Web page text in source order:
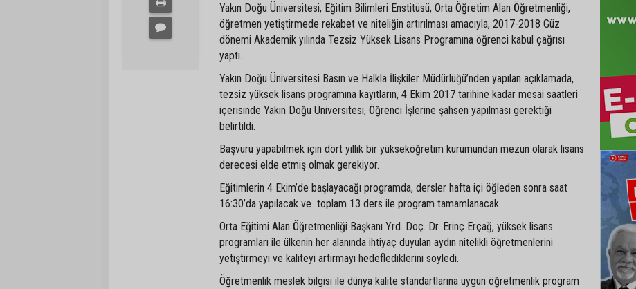
Yakın Doğu Üniversitesi, Eğitim Bilimleri Enstitüsü, Orta Öğretim Alan Öğretmenliği,
öğretmen yetiştirmede rekabet ve niteliğin artırılması amacıyla, 2017-2018 Güz
dönemi Akademik yılında Tezsiz Yüksek Lisans Programına öğrenci kabul çağrısı
yaptı.
Yakın Doğu Üniversitesi Basın ve Halkla İlişkiler Müdürlüğü’nden yapılan açıklamada,
tezsiz yüksek lisans programına kayıtların, 4 Ekim 2017 tarihine kadar mesai saatleri
içerisinde Yakın Doğu Üniversitesi, Öğrenci İşlerine şahsen yapılması gerektiği
belirtildi.
Başvuru yapabilmek için dört yıllık bir yükseköğretim kurumundan mezun olarak lisans
derecesi elde etmiş olmak gerekiyor.
Eğitimlerin 4 Ekim’de başlayacağı programda, dersler hafta içi öğleden sonra saat
16:30’da yapılacak ve toplam 13 ders ile program tamamlanacak.
Orta Eğitimi Alan Öğretmenliği Başkanı Yrd. Doç. Dr. Erinç Erçağ, yüksek lisans
programları ile ülkenin her alanında ihtiyaç duyulan aydın nitelikli öğretmenlerini
yetiştirmeyi ve kaliteyi artırmayı hedeflediklerini söyledi.
Öğretmenlik meslek bilgisi ile dünya kalite standartlarına uygun öğretmenlik program